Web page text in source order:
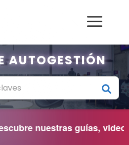
a
AUTOGESTIÓN
nuestras guías, videos,